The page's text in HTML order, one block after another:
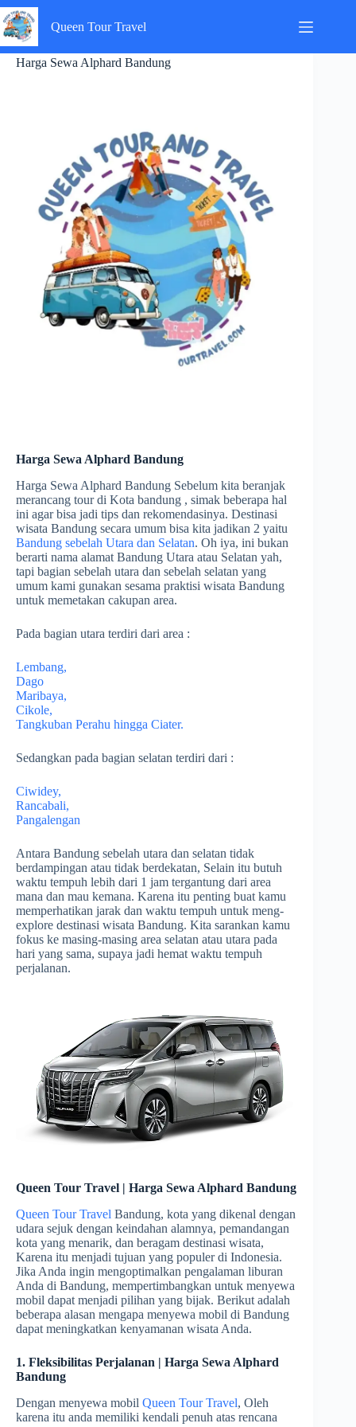
Skip
to
content
Queen Tour Travel
Harga Sewa Alphard Bandung
Harga Sewa Alphard Bandung
Harga Sewa Alphard Bandung Sebelum kita beranjak
merancang tour di Kota bandung , simak beberapa hal
ini agar bisa jadi tips dan rekomendasinya. Destinasi
wisata Bandung secara umum bisa kita jadikan 2 yaitu
Bandung sebelah Utara dan Selatan. Oh iya, ini bukan
berarti nama alamat Bandung Utara atau Selatan yah,
tapi bagian sebelah utara dan sebelah selatan yang
umum kami gunakan sesama praktisi wisata Bandung
untuk memetakan cakupan area.
Pada bagian utara terdiri dari area :
Lembang,
Dago
Maribaya,
Cikole,
Tangkuban Perahu hingga Ciater.
Sedangkan pada bagian selatan terdiri dari :
Ciwidey,
Rancabali,
Pangalengan
Antara Bandung sebelah utara dan selatan tidak
berdampingan atau tidak berdekatan, Selain itu butuh
waktu tempuh lebih dari 1 jam tergantung dari area
mana dan mau kemana. Karena itu penting buat kamu
memperhatikan jarak dan waktu tempuh untuk meng-
explore destinasi wisata Bandung. Kita sarankan kamu
fokus ke masing-masing area selatan atau utara pada
hari yang sama, supaya jadi hemat waktu tempuh
perjalanan.
Queen Tour Travel | Harga Sewa Alphard Bandung
Queen Tour Travel Bandung, kota yang dikenal dengan
udara sejuk dengan keindahan alamnya, pemandangan
kota yang menarik, dan beragam destinasi wisata,
Karena itu menjadi tujuan yang populer di Indonesia.
Jika Anda ingin mengoptimalkan pengalaman liburan
Anda di Bandung, mempertimbangkan untuk menyewa
mobil dapat menjadi pilihan yang bijak. Berikut adalah
beberapa alasan mengapa menyewa mobil di Bandung
dapat meningkatkan kenyamanan wisata Anda.
1. Fleksibilitas Perjalanan | Harga Sewa Alphard
Bandung
Dengan menyewa mobil Queen Tour Travel, Oleh
karena itu anda memiliki kendali penuh atas rencana